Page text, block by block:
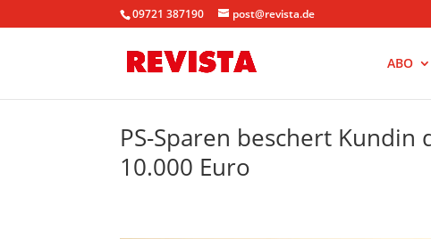
09721 387190 post@revista.de
ABO
PS-Sparen beschert
10.000 Euro